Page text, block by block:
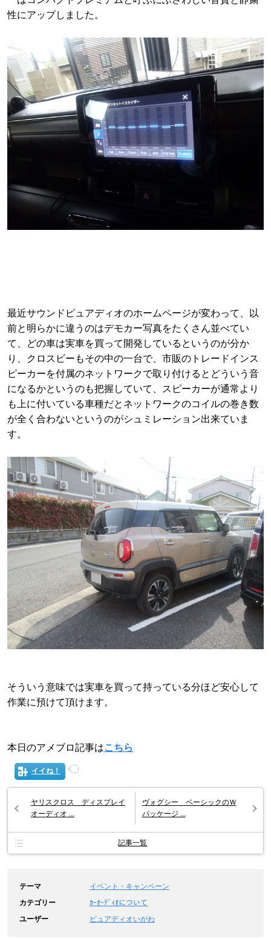
性にアップしました。
最近サウンドピュアディオのホームページが変わって、以
前と明らかに違うのはデモカー写真をたくさん並べてい
て、どの車は実車を買って開発しているというのが分か
り、クロスビーもその中の一台で、市販のトレードインス
ピーカーを付属のネットワークで取り付けるとどういう音
になるかというのも把握していて、スピーカーが通常より
も上に付いている車種だとネットワークのコイルの巻き数
が全く合わないというのがシュミレーション出来ていま
す。
そういう意味では実車を買って持っている分ほど安心して
作業に預けて頂けます。
本日のアメブロ記事はこちら
イイね！
ヤリスクロス ディスプレイ
オーディオ ...
ヴォグシー ベーシックのＷ
パッケージ ...
記事一覧
テーマ
イベント・キャンペーン
カテゴリー
ｶｰｵｰﾃﾞｨｵについて
ユーザー
ピュアディオいがわ